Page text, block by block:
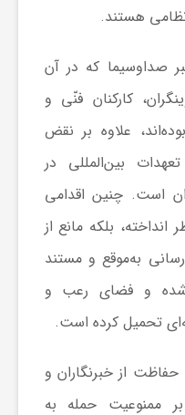
هستند.
صداوسیما که در آن
کارکنان فنّی و
علاوه بر نقض
بین‌المللی در
است. چنین اقدامی
انداخته، بلکه مانع از
به‌موقع و مستند
و فضای رعب و
تحمیل کرده است.
حفاظت از خبرنگاران و
ممنوعیت حمله به